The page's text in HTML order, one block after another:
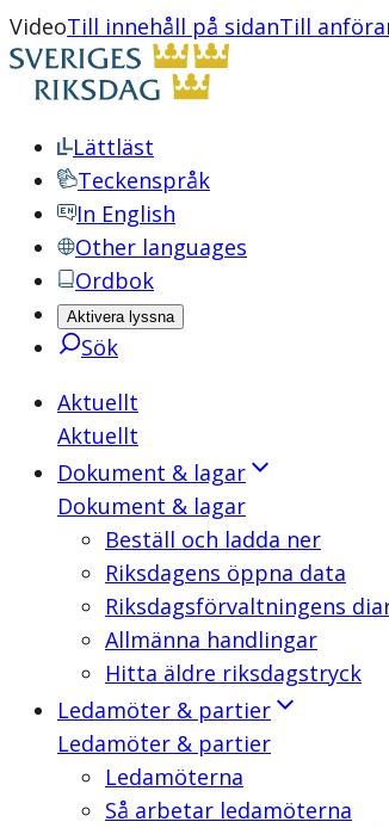
VideoTill innehåll på sidanTill
Lättläst
Teckenspråk
In English
Other languages
Ordbok
Aktivera lyssna
Sök
Aktuellt
Aktuellt
Dokument & lagar
Dokument & lagar
Beställ och ladda ner
Riksdagens öppna data
Riksdagsförvaltningens
Allmänna handlingar
Hitta äldre riksdagstryck
Ledamöter & partier
Ledamöter & partier
Ledamöterna
Så arbetar ledamöterna